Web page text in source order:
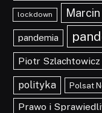
lockdown
pandemia
Piotr Szlachtowicz
polityka Polsat
Prawo i